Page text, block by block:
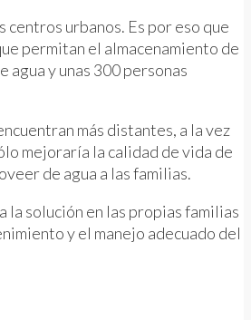
urbanos. Es por eso que
permitan el almacenamiento de
y unas 300 personas
más distantes, a la vez
mejoraría la calidad de vida de
de agua a las familias.
la solución en las propias familias
y el manejo adecuado del